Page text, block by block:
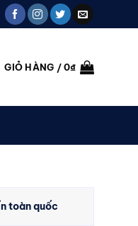
GIỎ HÀNG /0₫
toàn quốc